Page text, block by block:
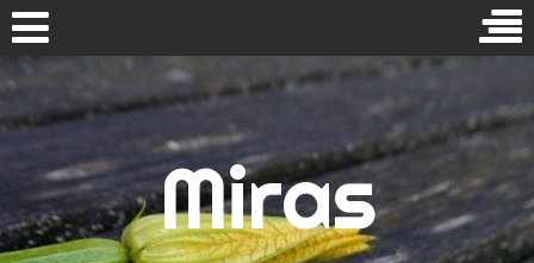
Domov
Cestovanie
webu
Miras
Vyhledávání